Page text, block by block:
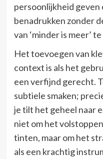
persoonlijkheid
benadrukken zonder
van ‘minder is meer’
Het toevoegen van
context is als het
een verfijnd gerecht.
subtiele smaken;
je tilt het geheel naar
niet om het
tinten, maar om het
als een krachtig